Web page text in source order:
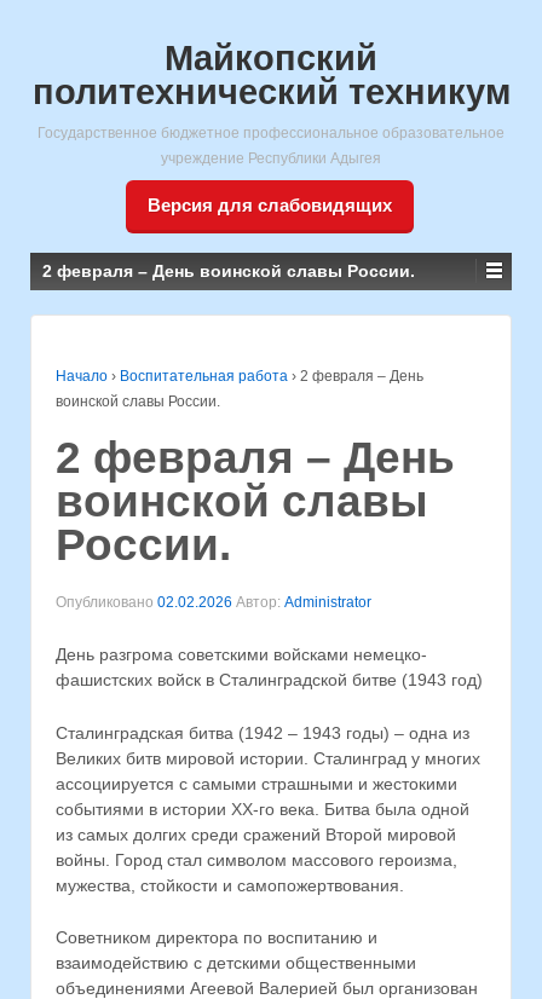
Майкопский
политехнический техникум
Государственное бюджетное профессиональное образовательное
учреждение Республики Адыгея
Версия для слабовидящих
2 февраля – День воинской славы России.
Начало › Воспитательная работа › 2 февраля – День
воинской славы России.
2 февраля – День
воинской славы
России.
Опубликовано 02.02.2026 Автор: Administrator
День разгрома советскими войсками немецко-
фашистских войск в Сталинградской битве (1943 год)
Сталинградская битва (1942 – 1943 годы) – одна из
Великих битв мировой истории. Сталинград у многих
ассоциируется с самыми страшными и жестокими
событиями в истории XX-го века. Битва была одной
из самых долгих среди сражений Второй мировой
войны. Город стал символом массового героизма,
мужества, стойкости и самопожертвования.
Советником директора по воспитанию и
взаимодействию с детскими общественными
объединениями Агеевой Валерией был организован